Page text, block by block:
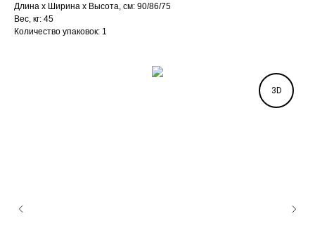
Длина х Ширина х Высота, см: 90/86/75
Вес, кг: 45
Количество упаковок: 1
3D